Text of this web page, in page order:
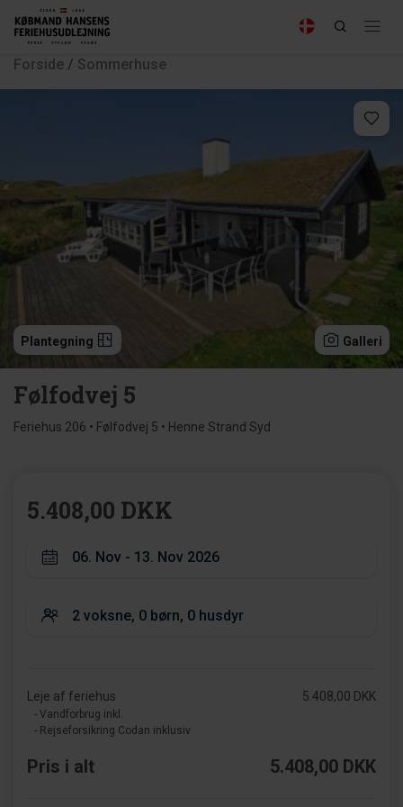
Forside / Sommerhuse
Plantegning Galleri
Følfodvej 5
Feriehus 206 • Følfodvej 5 • Henne Strand Syd
5.408,00 DKK
Leje af feriehus
- Vandforbrug inkl.
- Rejseforsikring Codan inklusiv
5.408,00 DKK
Pris i alt 5.408,00 DKK